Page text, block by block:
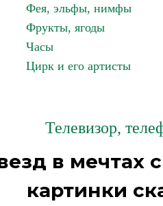
Фея, эльфы, нимфы
Фрукты, ягоды
Часы
Цирк и его артисты
Телевизор,
в мечтах
картинки